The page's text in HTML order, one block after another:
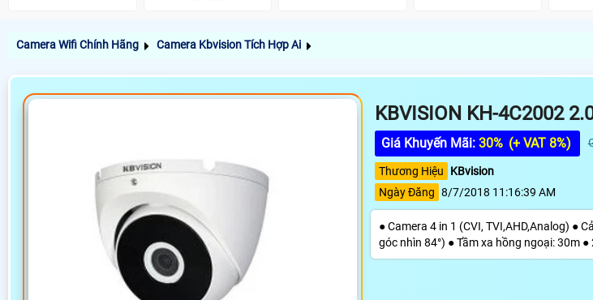
Camera Wifi Chính Hãng Camera Kbvision Tích Hợp Ai
KBVISION KH-4C2002
Giá Khuyến Mãi: 30% (+ VAT 8%)
Thương Hiệu
KBvision
Ngày Đăng 8/7/2018 11:16:39 AM
● Camera 4 in 1 (CVI, TVI,AHD,Analog) ●
góc nhìn 84°) ● Tầm xa hồng ngoại: 30m